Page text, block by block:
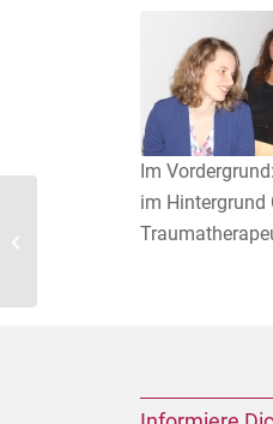
Im
im Hintergrund
Sonderehrung beim